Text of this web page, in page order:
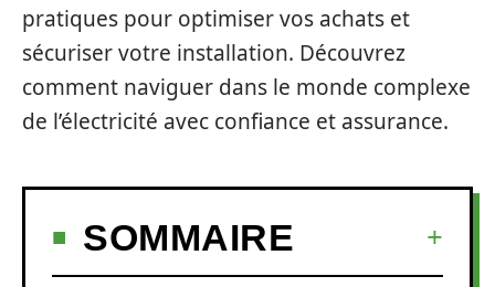
pratiques pour optimiser vos achats et
sécuriser votre installation. Découvrez
comment naviguer dans le monde complexe
de l’électricité avec confiance et assurance.
SOMMAIRE